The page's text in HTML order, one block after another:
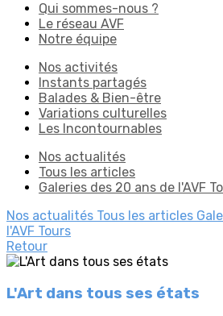
Qui sommes-nous ?
Le réseau AVF
Notre équipe
Nos activités
Instants partagés
Balades & Bien-être
Variations culturelles
Les Incontournables
Nos actualités
Tous les articles
Galeries des 20 ans de l'AVF
Nos actualités Tous les articles
l'AVF Tours
Retour
L'Art dans tous ses états